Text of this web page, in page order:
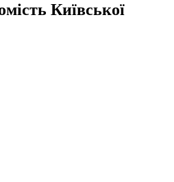
Київської